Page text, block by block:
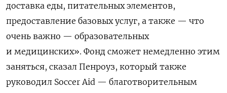
доставка еды, питательных элементов,
предоставление базовых услуг, а также — что
очень важно — образовательных
и медицинских». Фонд сможет немедленно этим
заняться, сказал Пенроуз, который также
руководил Soccer Aid — благотворительным